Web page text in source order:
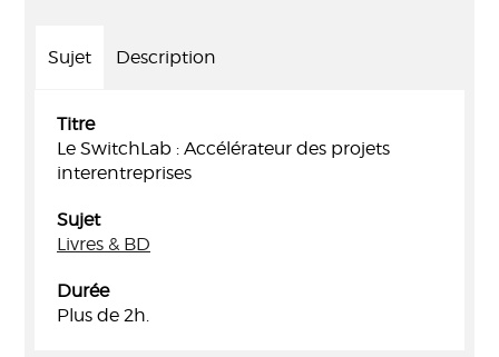
Sujet Description
Titre
Le SwitchLab : Accélérateur des projets
interentreprises
Sujet
Livres & BD
Durée
Plus de 2h.